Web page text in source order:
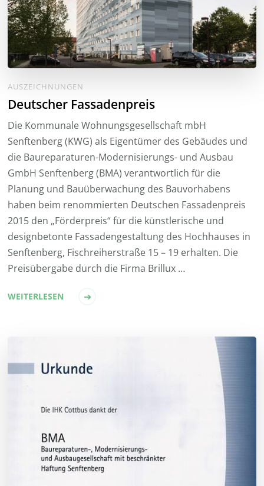
AUSZEICHNUNGEN
Deutscher Fassadenpreis
Die Kommunale Wohnungsgesellschaft mbH
Senftenberg (KWG) als Eigentümer des Gebäudes und
die Baureparaturen-Modernisierungs- und Ausbau
GmbH Senftenberg (BMA) verantwortlich für die
Planung und Bauüberwachung des Bauvorhabens
haben beim renommierten Deutschen Fassadenpreis
2015 den „Förderpreis“ für die künstlerische und
designbetonte Fassadengestaltung des Hochhauses in
Senftenberg, Fischreiherstraße 15 – 19 erhalten. Die
Preisübergabe durch die Firma Brillux …
WEITERLESEN